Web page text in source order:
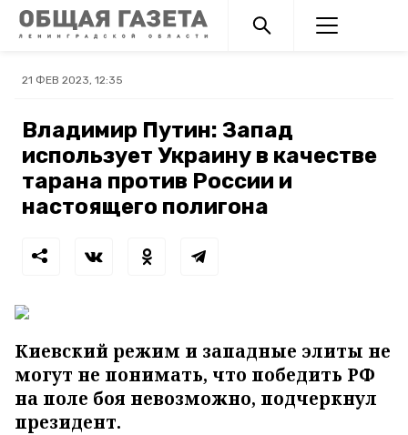
21 ФЕВ 2023, 12:35
Владимир Путин: Запад
использует Украину в качестве
тарана против России и
настоящего полигона
Киевский режим и западные элиты не
могут не понимать, что победить РФ
на поле боя невозможно, подчеркнул
президент.